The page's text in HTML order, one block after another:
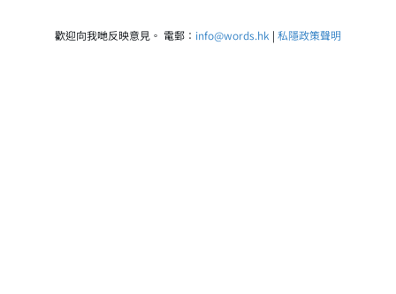
歡迎向我哋反映意見。 電郵： info@words.hk | 私隱政策聲明